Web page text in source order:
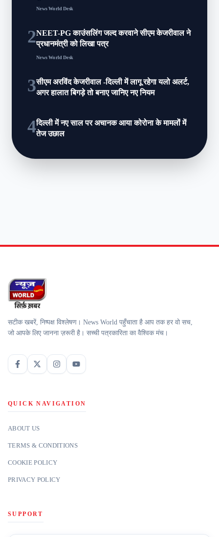
News World Desk
2NEET-PG काउंसलिंग जल्द करवाने सीएम केजरीवाल ने
प्रधानमंत्री को लिखा पत्र
News World Desk
3सीएम अरविंद केजरीवाल -दिल्ली में लागू रहेगा यलो अलर्ट,
अगर हालात बिगड़े तो बनाए जानिए नए नियम
4दिल्ली में नए साल पर अचानक आया कोरोना के मामलों में
तेज उछाल
सटीक खबरें, निष्पक्ष विश्लेषण। News World पहुँचाता है आप तक हर वो सच,
जो आपके लिए जानना ज़रूरी है। सच्ची पत्रकारिता का वैश्विक मंच।
QUICK NAVIGATION
ABOUT US
TERMS & CONDITIONS
COOKIE POLICY
PRIVACY POLICY
SUPPORT